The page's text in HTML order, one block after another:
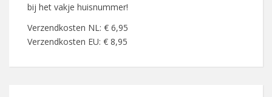
bij het vakje huisnummer!
Verzendkosten NL: € 6,95
Verzendkosten EU: € 8,95